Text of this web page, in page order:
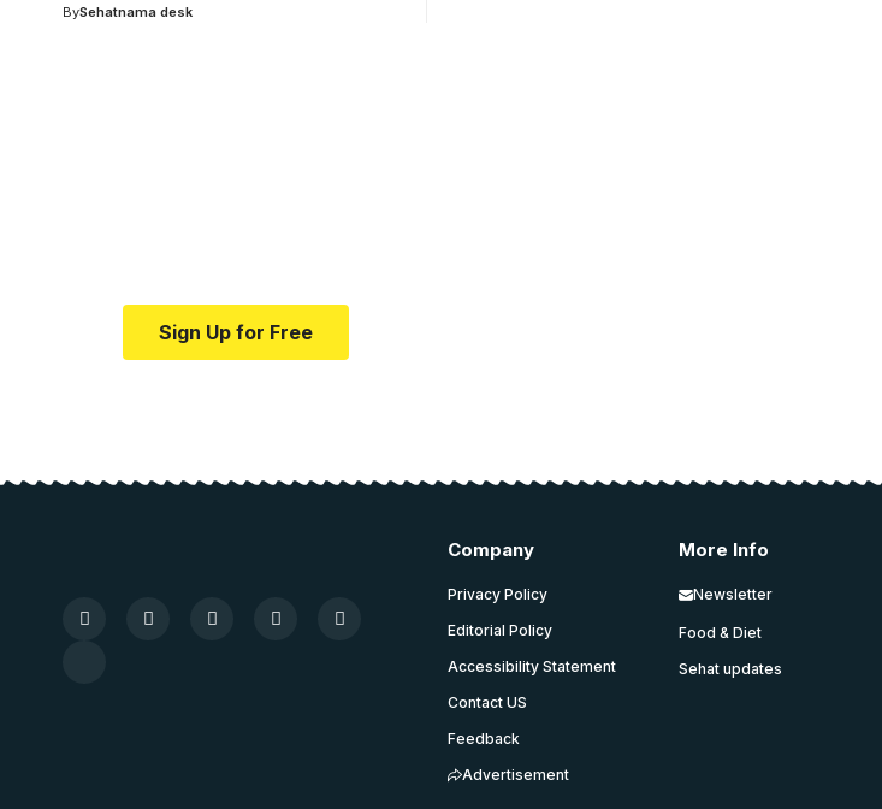
BySehatnama desk
Sign Up for Free
Company
Privacy Policy
Editorial Policy
Accessibility Statement
Contact US
Feedback
Advertisement
More Info
Newsletter
Food & Diet
Sehat updates